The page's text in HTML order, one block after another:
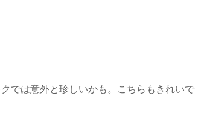
では意外と珍しいかも。こちらもきれいで